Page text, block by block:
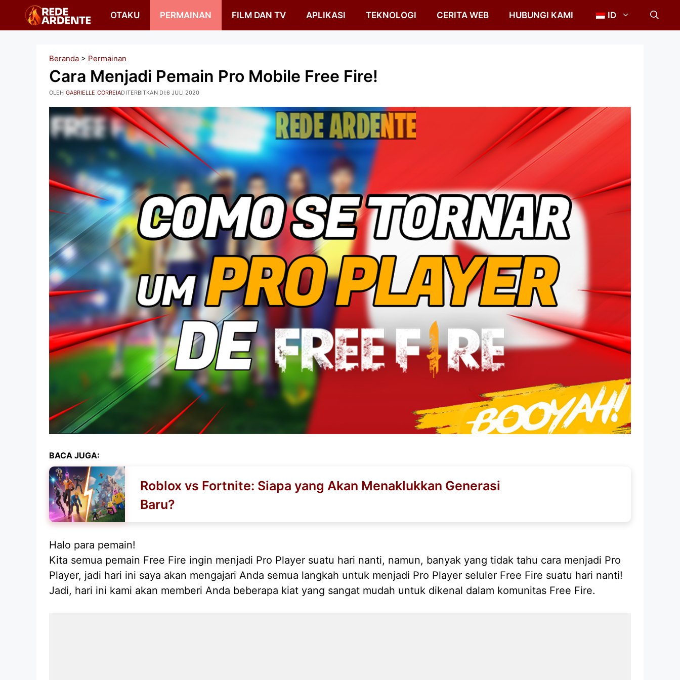
Langsung
OTAKU PERMAINAN FILM DAN TV APLIKASI TEKNOLOGI CERITA WEB HUBUNGI KAMI ID
Beranda > Permainan
Cara Menjadi Pemain Pro Mobile Free Fire!
DITERBITKAN DI:6 JULI 2020
OLEH GABRIELLE CORREIA
BACA JUGA:
Roblox vs Fortnite: Siapa yang Akan Menaklukkan Generasi
Baru?
Halo para pemain!
Kita semua pemain Free Fire ingin menjadi Pro Player suatu hari nanti, namun, banyak yang tidak tahu cara menjadi Pro
Player, jadi hari ini saya akan mengajari Anda semua langkah untuk menjadi Pro Player seluler Free Fire suatu hari nanti!
Jadi, hari ini kami akan memberi Anda beberapa kiat yang sangat mudah untuk dikenal dalam komunitas Free Fire.